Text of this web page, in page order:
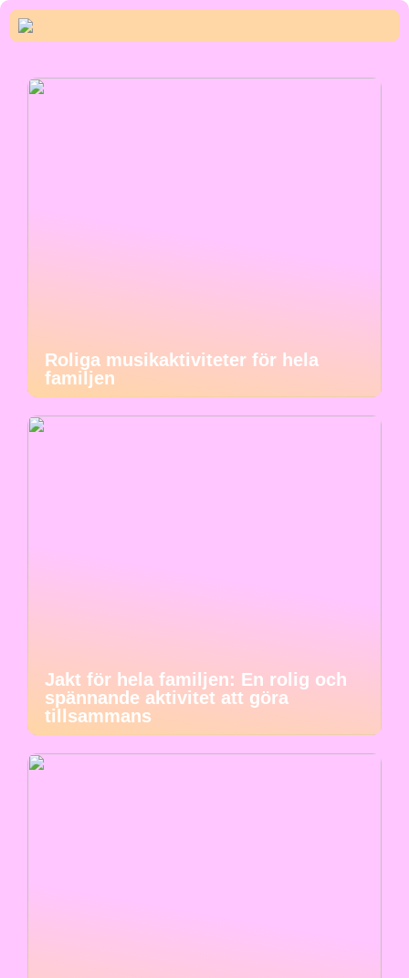
Roliga musikaktiviteter för hela
familjen
Jakt för hela familjen: En rolig och
spännande aktivitet att göra
tillsammans